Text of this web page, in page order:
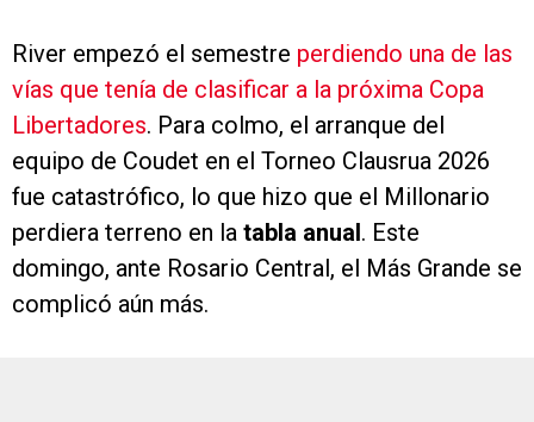
River empezó el semestre perdiendo una de las
vías que tenía de clasificar a la próxima Copa
Libertadores. Para colmo, el arranque del
equipo de Coudet en el Torneo Clausrua 2026
fue catastrófico, lo que hizo que el Millonario
perdiera terreno en la tabla anual. Este
domingo, ante Rosario Central, el Más Grande se
complicó aún más.